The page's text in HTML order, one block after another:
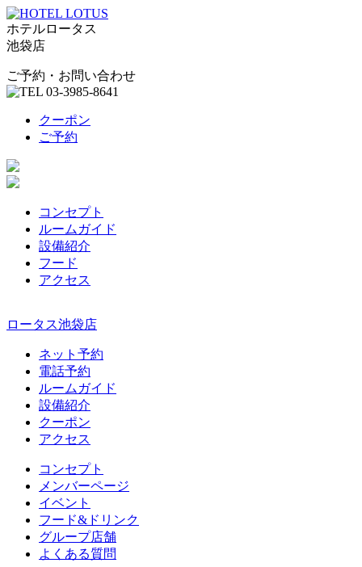
ホテルロータス
池袋店
ご予約・お問い合わせ
クーポン
ご予約
コンセプト
ルームガイド
設備紹介
フード
アクセス
ロータス池袋店
ネット予約
電話予約
ルームガイド
設備紹介
クーポン
アクセス
コンセプト
メンバーページ
イベント
フード&ドリンク
グループ店舗
よくある質問